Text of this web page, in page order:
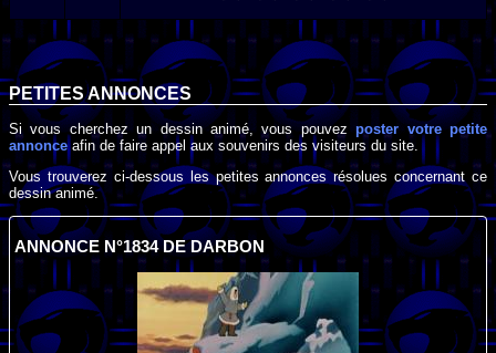
PETITES ANNONCES
Si vous cherchez un dessin animé, vous pouvezposter votre petite
annonceafin de faire appel aux souvenirs des visiteurs du site.
Vous trouverez ci-dessous les petites annonces résolues concernant ce
dessin animé.
ANNONCE N°1834 DE DARBON